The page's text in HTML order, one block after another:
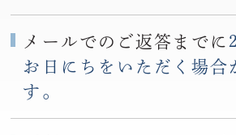
メールでのご返答までに
お日にちをいただく場合
す。